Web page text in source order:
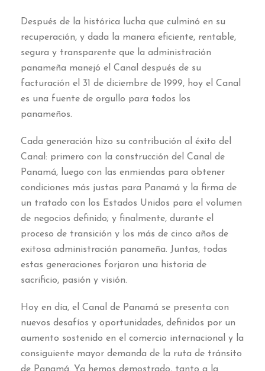
Después de la histórica lucha que culminó en su
recuperación, y dada la manera eficiente, rentable,
segura y transparente que la administración
panameña manejó el Canal después de su
facturación el 31 de diciembre de 1999, hoy el Canal
es una fuente de orgullo para todos los
panameños.
Cada generación hizo su contribución al éxito del
Canal: primero con la construcción del Canal de
Panamá, luego con las enmiendas para obtener
condiciones más justas para Panamá y la firma de
un tratado con los Estados Unidos para el volumen
de negocios definido; y finalmente, durante el
proceso de transición y los más de cinco años de
exitosa administración panameña. Juntas, todas
estas generaciones forjaron una historia de
sacrificio, pasión y visión.
Hoy en día, el Canal de Panamá se presenta con
nuevos desafíos y oportunidades, definidos por un
aumento sostenido en el comercio internacional y la
consiguiente mayor demanda de la ruta de tránsito
de Panamá. Ya hemos demostrado, tanto a la